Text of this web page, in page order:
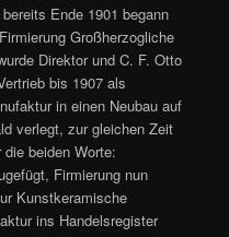
Ende 1901 begann
Großherzogliche
Direktor und C. F. Otto
bis 1907 als
in einen Neubau auf
verlegt, zur gleichen Zeit
beiden Worte:
Firmierung nun
Kunstkeramische
ins Handelsregister